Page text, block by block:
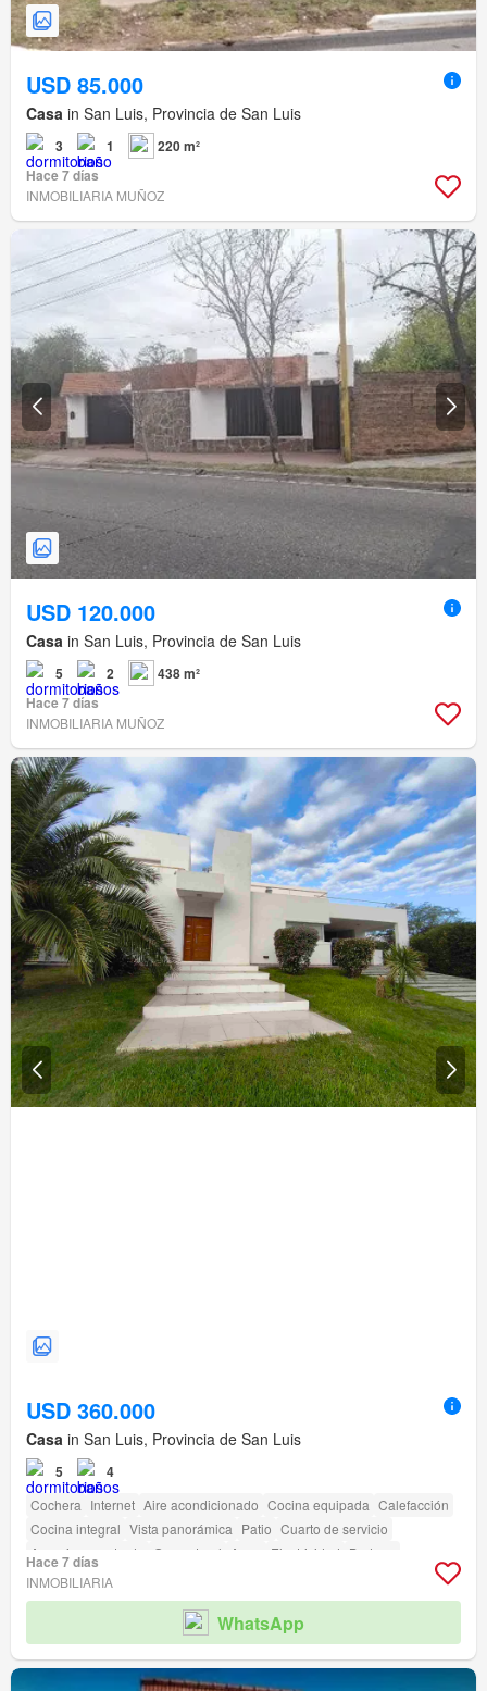
USD 85.000
Casa in San Luis, Provincia de San Luis
3 1
220 m²
Hace 7 días
INMOBILIARIA MUÑOZ
USD 120.000
Casa in San Luis, Provincia de San Luis
5 2
438 m²
Hace 7 días
INMOBILIARIA MUÑOZ
USD 360.000
Casa in San Luis, Provincia de San Luis
5 4
Cochera Internet Aire acondicionado Cocina equipada Calefacción
Cocina integral Vista panorámica Patio Cuarto de servicio
Armario empotrado
Gas natural Agua Electricidad Bodega
Parcialmente amueblado
Caseta de vigilancia Cancha de tenis
Hace 7 días
INMOBILIARIA
WhatsApp